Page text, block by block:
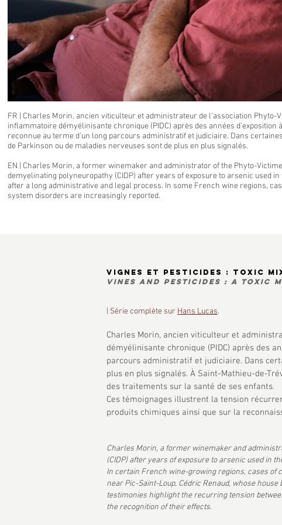
FR | Charles Morin, ancien viticulteur et administrateur de l’association
inflammatoire démyélinisante chronique (PIDC) après des années d’exposition
reconnue au terme d’un long parcours administratif et judiciaire. Dans
de Parkinson ou de maladies nerveuses sont de plus en plus signalés.
EN | Charles Morin, a former winemaker and administrator of the Phyto-
demyelinating polyneuropathy (CIDP) after years of exposure to arsenic used
after a long administrative and legal process. In some French wine regions,
system disorders are increasingly reported.
Vignes et pesticides : toxic
Vines and pesticides : a toxic
| Série complète sur Hans Lucas.
Charles Morin, ancien viticulteur et
démyélinisante chronique (PIDC) après des
parcours administratif et judiciaire. Dans
plus en plus signalés. À Saint-Mathieu-de-
des traitements sur la santé de ses enfants.
Ces témoignages illustrent la tension
produits chimiques ainsi que sur la
Charles Morin, a former winemaker and
(CIDP) after years of exposure to arsenic used in
In certain French wine-growing regions, cases of
near Pic-Saint-Loup, Cédric Renaud, whose
testimonies highlight the recurring tension
the recognition of their effects.